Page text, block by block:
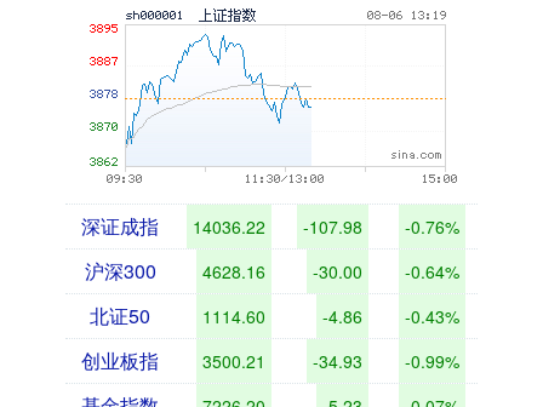
深证成指 14036.22 -107.98 -0.76%
沪深300 4628.16 -30.00 -0.64%
北证50 1114.60 -4.86 -0.43%
创业板指 3500.21 -34.93 -0.99%